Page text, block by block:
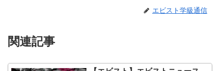
エビスト学級通信
関連記事